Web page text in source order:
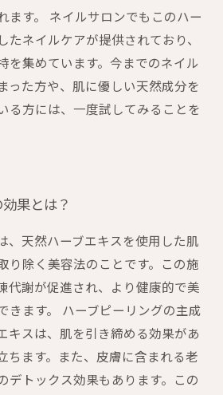
ます。 ネイルサロンでもこのハー
たネイルケアが提供されており、
を集めています。今までのネイル
った方や、肌に優しい天然成分を
る方には、一度試してみることを
果とは？
、天然ハーブエキスを使用した肌
り除く美容法のことです。この施
代謝が促進され、より健康的で美
きます。 ハーブピーリングの主成
キスは、肌を引き締める効果があ
ちます。また、皮膚に含まれる老
デトックス効果もあります。この